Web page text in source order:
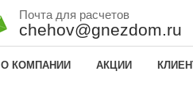
Почта для расчетов
chehov@gnezdom.ru
О КОМПАНИИ АКЦИИ